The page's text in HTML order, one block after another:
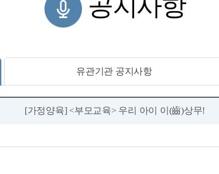
공지사항
유관기관 공지사항
[가정양육] <부모교육> 우리 아이 이(齒)상무!